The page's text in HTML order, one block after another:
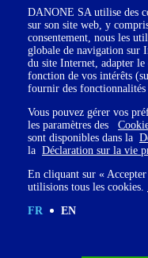
DANONE SA utilise des
sur son site web, y
consentement, nous les
globale de navigation sur
du site Internet, adapter
fonction de vos intérêts
fournir des fonctionnalités
Vous pouvez gérer vos
les paramètres des
sont disponibles dans la
la Déclaration sur la vie
En cliquant sur «
utilisions tous les cookies.
FR
EN